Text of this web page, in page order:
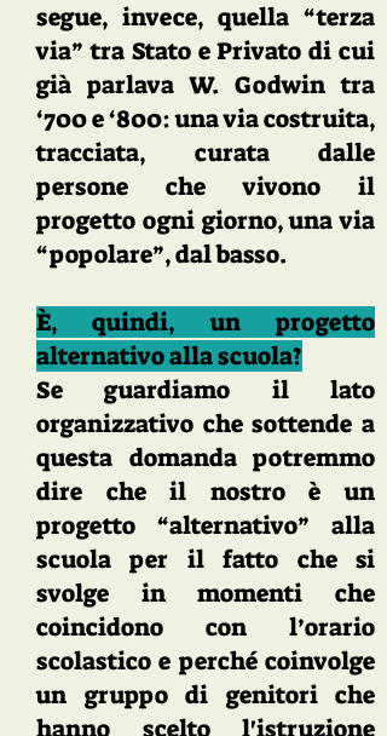
segue, invece, quella “terza
via” tra Stato e Privato di cui
già parlava W. Godwin tra
‘700 e ‘800: una via costruita,
tracciata, curata dalle
persone che vivono il
progetto ogni giorno, una via
“popolare”, dal basso.
È, quindi, un progetto
alternativo alla scuola?
Se guardiamo il lato
organizzativo che sottende a
questa domanda potremmo
dire che il nostro è un
progetto “alternativo” alla
scuola per il fatto che si
svolge in momenti che
coincidono con l’orario
scolastico e perché coinvolge
un gruppo di genitori che
hanno scelto l'istruzione